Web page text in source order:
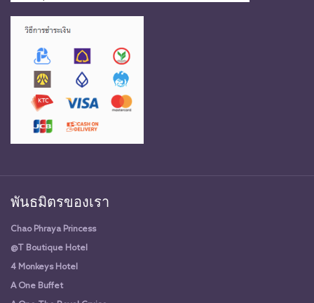
พันธมิตรของเรา
Chao Phraya Princess
@T Boutique Hotel
4 Monkeys Hotel
A One Buffet